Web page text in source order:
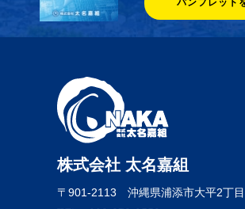
株式会社 太名嘉組
〒901-2113 沖縄県浦添市大平2丁